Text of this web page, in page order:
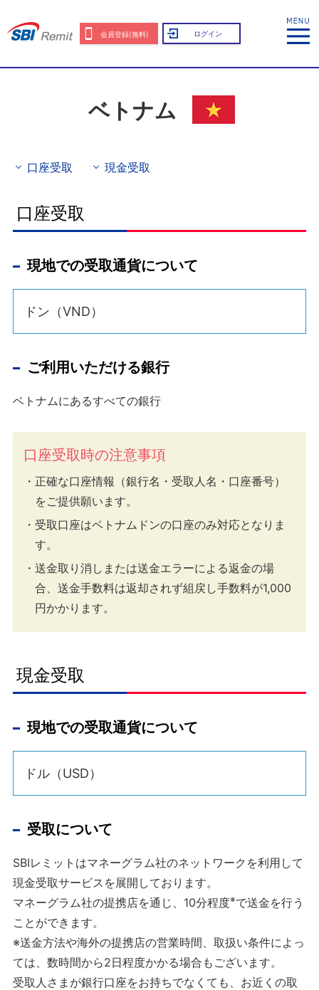
会員登録(無料) ログイン
ベトナム
口座受取 現金受取
口座受取
現地での受取通貨について
ドン（VND）
ご利用いただける銀行
ベトナムにあるすべての銀行
口座受取時の注意事項
正確な口座情報（銀行名・受取人名・口座番号）
をご提供願います。
受取口座はベトナムドンの口座のみ対応となりま
す。
送金取り消しまたは送金エラーによる返金の場
合、送金手数料は返却されず組戻し手数料が1,000
円かかります。
現金受取
現地での受取通貨について
ドル（USD）
受取について
SBIレミットはマネーグラム社のネットワークを利用して
現金受取サービスを展開しております。
マネーグラム社の提携店を通じ、10分程度※で送金を行う
ことができます。
※送金方法や海外の提携店の営業時間、取扱い条件によっ
ては、数時間から2日程度かかる場合もございます。
受取人さまが銀行口座をお持ちでなくても、お近くの取